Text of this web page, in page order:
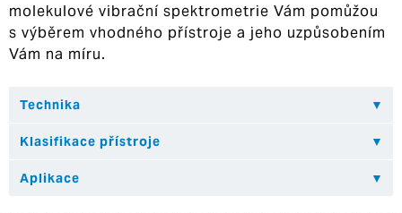
molekulové vibrační spektrometrie Vám pomůžou
s výběrem vhodného přístroje a jeho uzpůsobením
Vám na míru.